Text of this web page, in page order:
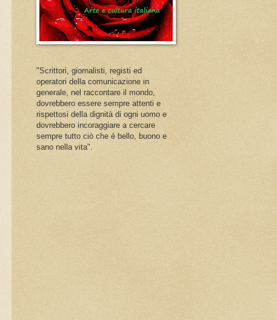
"Scrittori, giornalisti, registi ed
operatori della comunicazione in
generale, nel raccontare il mondo,
dovrebbero essere sempre attenti e
rispettosi della dignità di ogni uomo e
dovrebbero incoraggiare a cercare
sempre tutto ciò che è bello, buono e
sano nella vita".